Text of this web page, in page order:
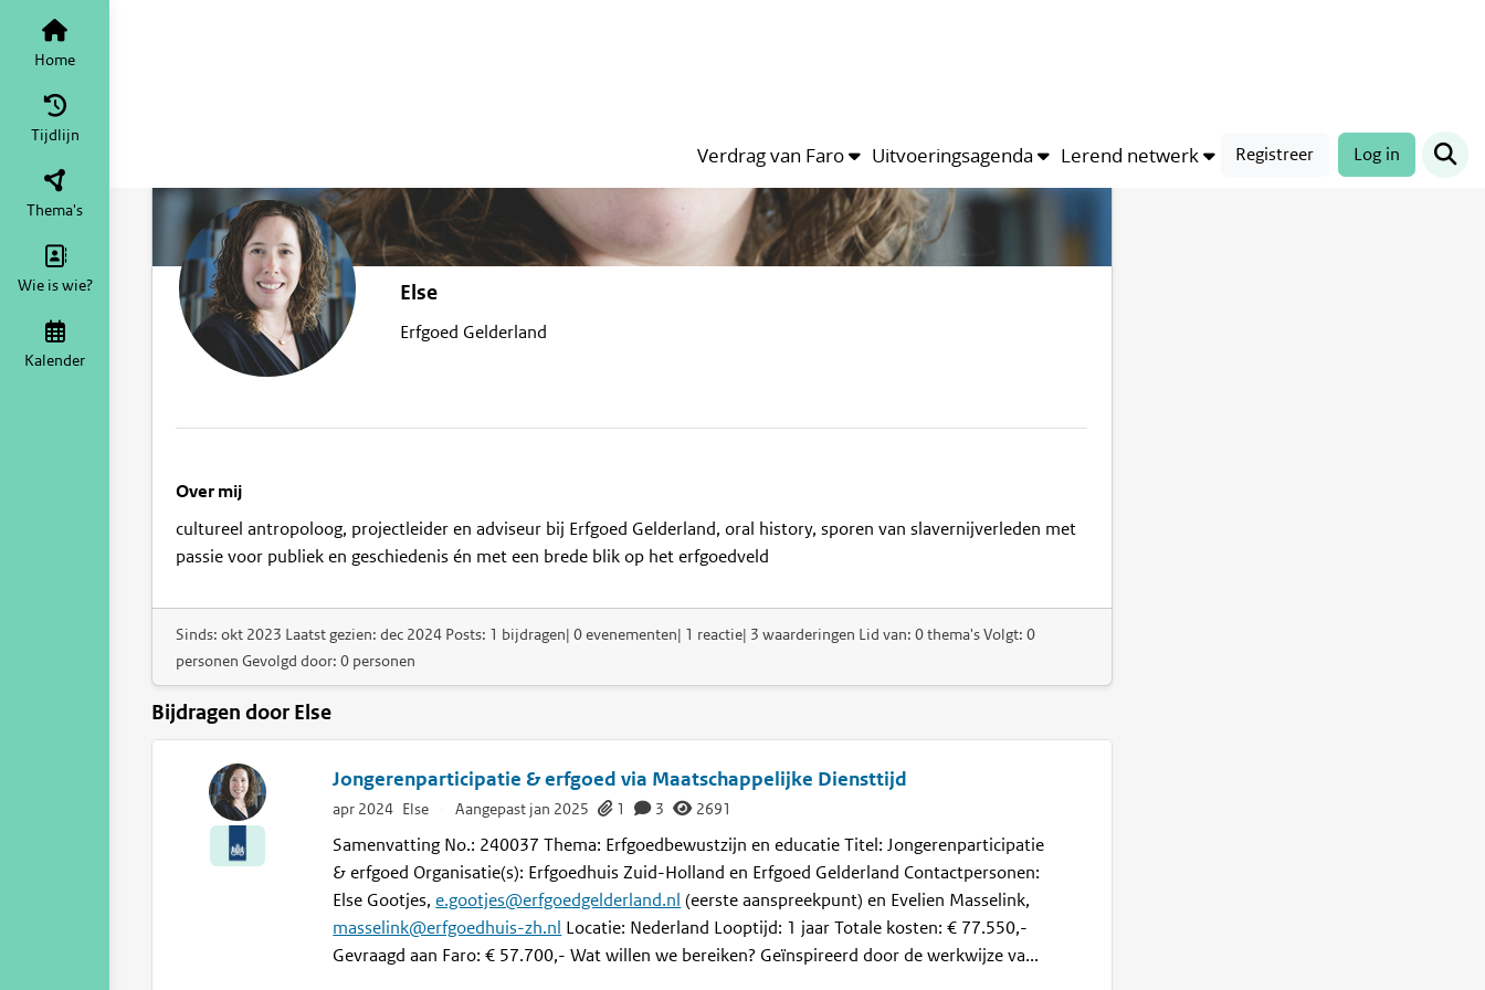
Verdrag van Faro Uitvoeringsagenda Lerend netwerk Registreer Log in
Home
Tijdlijn
Thema's
Wie is wie?
Kalender
Else
Erfgoed Gelderland
Over mij
cultureel antropoloog, projectleider en adviseur bij Erfgoed Gelderland, oral history, sporen van slavernijverleden met
passie voor publiek en geschiedenis én met een brede blik op het erfgoedveld
Sinds: okt 2023 Laatst gezien: dec 2024 Posts: 1 bijdragen| 0 evenementen| 1 reactie| 3 waarderingen Lid van: 0 thema's Volgt: 0
personen Gevolgd door: 0 personen
Bijdragen door Else
Jongerenparticipatie & erfgoed via Maatschappelijke Diensttijd
apr 2024 Else Aangepast jan 2025 1 3 2691
Samenvatting No.: 240037 Thema: Erfgoedbewustzijn en educatie Titel: Jongerenparticipatie
& erfgoed Organisatie(s): Erfgoedhuis Zuid-Holland en Erfgoed Gelderland Contactpersonen:
Else Gootjes,e.gootjes@erfgoedgelderland.nl (eerste aanspreekpunt) en Evelien Masselink,
masselink@erfgoedhuis-zh.nl Locatie: Nederland Looptijd: 1 jaar Totale kosten: € 77.550,-
Gevraagd aan Faro: € 57.700,- Wat willen we bereiken? Geïnspireerd door de werkwijze va...